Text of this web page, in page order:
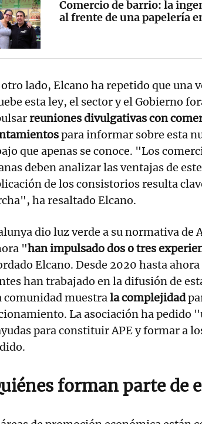
Comercio de barrio: la
al frente de una papelería
lado, Elcano ha repetido que una
esta ley, el sector y el Gobierno
reuniones divulgativas con
para informar sobre esta
que apenas se conoce. "Los
deben analizar las ventajas de
de los consistorios resulta
ha resaltado Elcano.
dio luz verde a su normativa de
"han impulsado dos o tres
Elcano. Desde 2020 hasta
han trabajado en la difusión de
comunidad muestrala complejidad
La asociación ha pedido
para constituir APE y formar a
forman parte de